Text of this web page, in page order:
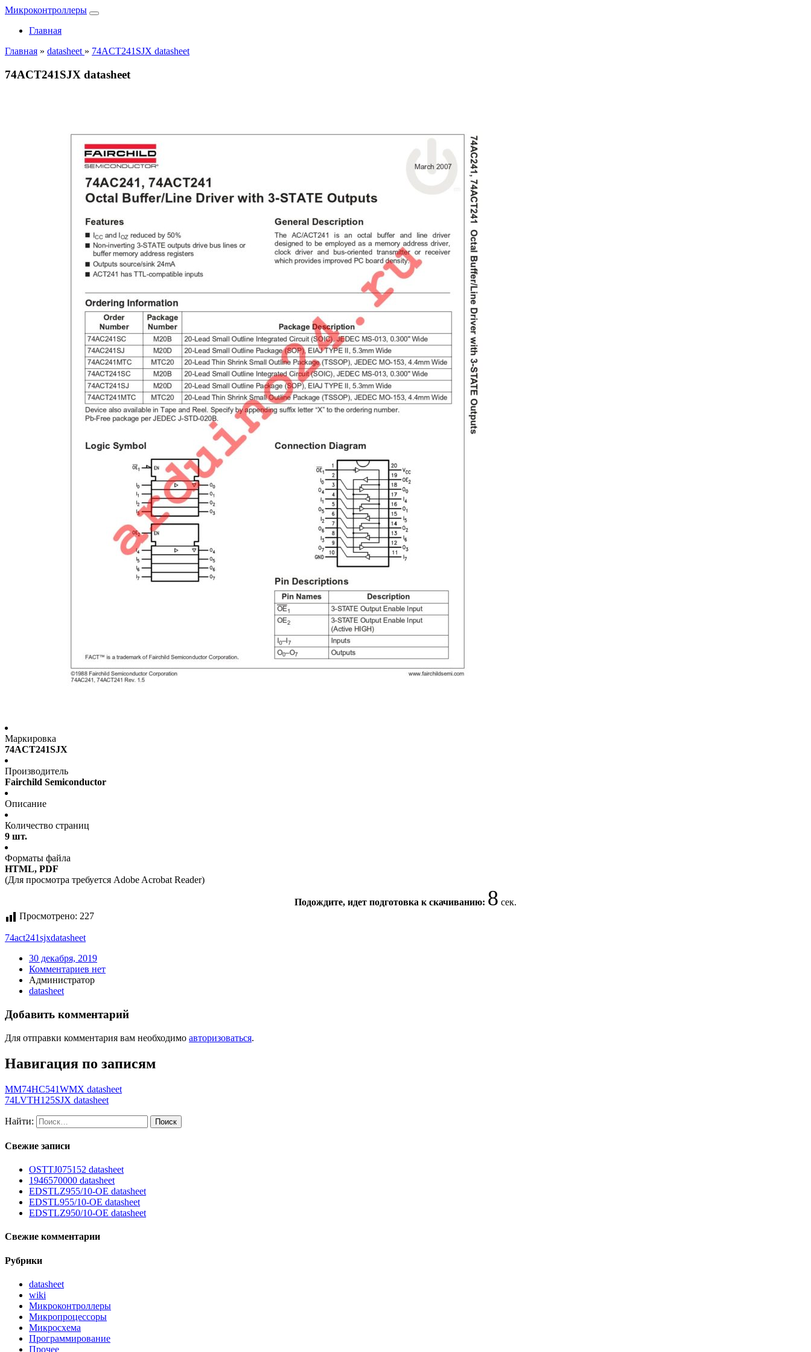
Микроконтроллеры
Главная
Главная » datasheet » 74ACT241SJX datasheet
74ACT241SJX datasheet
Маркировка
74ACT241SJX
Производитель
Fairchild Semiconductor
Описание
Количество страниц
9 шт.
Форматы файла
HTML, PDF
(Для просмотра требуется Adobe Acrobat Reader)
Подождите, идет подготовка к скачиванию: 8 сек.
Просмотрено: 227
74act241sjxdatasheet
30 декабря, 2019
Комментариев нет
Администратор
datasheet
Добавить комментарий
Для отправки комментария вам необходимо авторизоваться.
Навигация по записям
MM74HC541WMX datasheet
74LVTH125SJX datasheet
Найти:
Свежие записи
OSTTJ075152 datasheet
1946570000 datasheet
EDSTLZ955/10-OE datasheet
EDSTL955/10-OE datasheet
EDSTLZ950/10-OE datasheet
Свежие комментарии
Рубрики
datasheet
wiki
Микроконтроллеры
Микропроцессоры
Микросхема
Программирование
Прочее